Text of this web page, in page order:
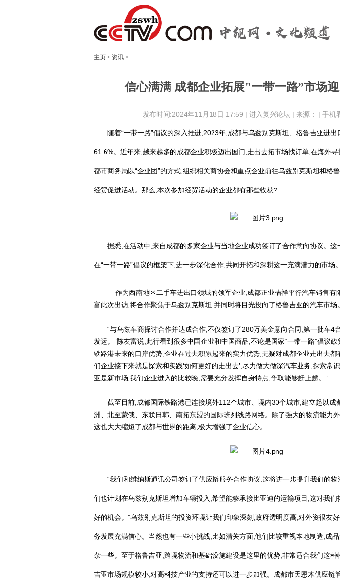
主页 > 资讯 >
信心满满 成都企业拓展"一带一路”市场
发布时间:2024年11月18日 17:59 | 进入复兴论坛| 来源： | 手机
随着“一带一路”倡议的深入推进,2023年,成都与乌兹别克斯坦、格鲁吉亚进出
61.6%。近年来,越来越多的成都企业积极迈出国门,走出去拓市场找订单,在海外
都市商务局以“企业团”的方式,组织相关商协会和重点企业前往乌兹别克斯坦和格
经贸促进活动。那么,本次参加经贸活动的企业都有那些收获?
据悉,在活动中,来自成都的多家企业与当地企业成功签订了合作意向协议。这
在“一带一路”倡议的框架下,进一步深化合作,共同开拓和深耕这一充满潜力的市场。
作为西南地区二手车进出口领域的领军企业,成都正业佶祥平行汽车销售有
富此次出访,将合作聚焦于乌兹别克斯坦,并同时将目光投向了格鲁吉亚的汽车市场。
“与乌兹车商探讨合作并达成合作,不仅签订了280万美金意向合同,第一批车4
发运。”陈友富说,此行看到很多中国企业和中国商品,不论是国家“一带一路”倡议
铁路港未来的口岸优势,企业在过去积累起来的实力优势,无疑对成都企业走出去都
们企业接下来就是探索和实践‘如何更好的走出去’,尽力做大做深汽车业务,探索常
亚是新市场,我们企业进入的比较晚,需要充分发挥自身特点,争取能够赶上趟。”
截至目前,成都国际铁路港已连接境外112个城市、境内30个城市,建立起以成
洲、北至蒙俄、东联日韩、南拓东盟的国际班列线路网络。除了强大的物流能力
这也大大缩短了成都与世界的距离,极大增强了企业信心。
“我们和维纳斯通讯公司签订了供应链服务合作协议,这将进一步提升我们的
们也计划在乌兹别克斯坦增加车辆投入,希望能够承接比亚迪的运输项目,这对我们
好的机会。”乌兹别克斯坦的投资环境让我们印象深刻,政府透明度高,对外资很友
务发展充满信心。当然也有一些小挑战,比如清关方面,他们比较重视本地制造,成
杂一些。至于格鲁吉亚,跨境物流和基础设施建设是这里的优势,非常适合我们这种
吉亚市场规模较小,对高科技产业的支持还可以进一步加强。成都市天恩木供应链